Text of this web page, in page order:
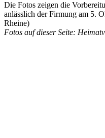
Die Fotos zeigen die
anlässlich der Firmung am 5.
Rheine)
Fotos auf dieser Seite: